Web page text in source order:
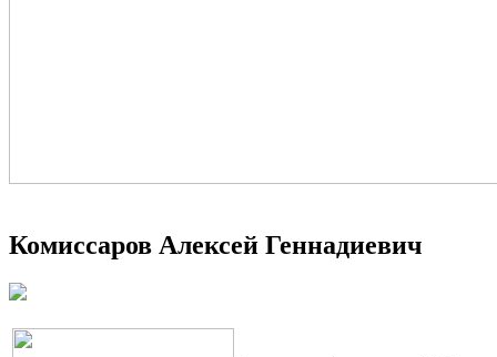
Комиссаров Алексей Геннадиевич